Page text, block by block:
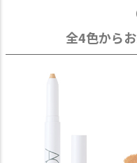
全4色からお